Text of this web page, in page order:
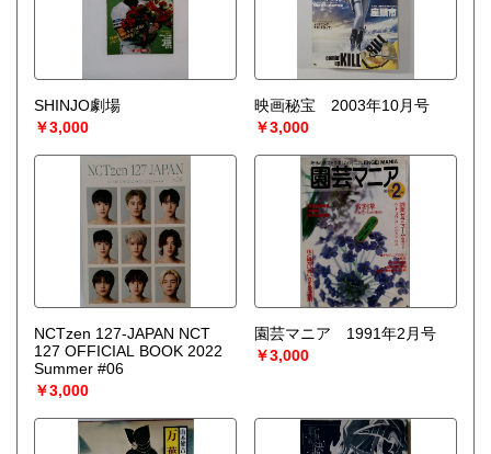
SHINJO劇場
￥3,000
映画秘宝 2003年10月号
￥3,000
NCTzen 127-JAPAN NCT
127 OFFICIAL BOOK 2022
Summer #06
￥3,000
園芸マニア 1991年2月号
￥3,000